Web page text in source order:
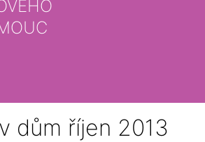
dům říjen 2013